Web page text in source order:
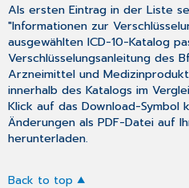
Als ersten Eintrag in der Liste
"Informationen zur
ausgewählten ICD-10-Katalog
Verschlüsselungsanleitung des
Arzneimittel und
innerhalb des Katalogs im
Klick auf das Download-Symbol
Änderungen als PDF-Datei auf
herunterladen.
Back to top